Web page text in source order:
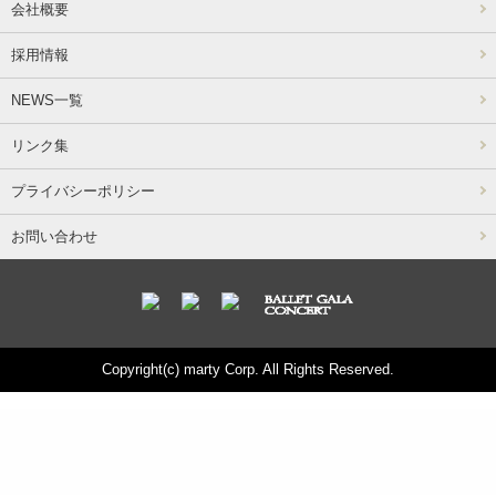
会社概要
採用情報
NEWS一覧
リンク集
プライバシーポリシー
お問い合わせ
Copyright(c) marty Corp. All Rights Reserved.